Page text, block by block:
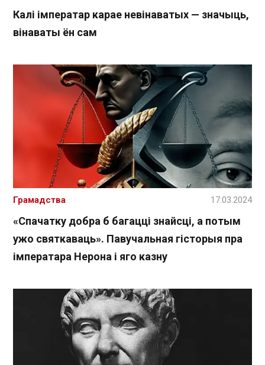
Калі імператар карае невінаватых — значыць,
вінаваты ён сам
«Спачатку добра б багацці знайсці, а потым
ужо святкаваць». Павучальная гісторыя пра
імператара Нерона і яго казну
Грамадства 17.03.2024